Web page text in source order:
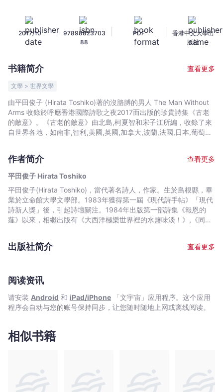
The
Arms
-
田
俊
子
Toshiko
文
宇
宙
｜
2017/10 |
97898823703
88
PDF
香港中文大學出
版社
书籍简介 查看更多
文學 > 世界文學
由平田俊子 (Hirata Toshiko)著的沒胳膊的男人 The Man Without
Arms 收錄於呼應香港國際詩歌之夜2017而出版的珍貴詩集《古老
的敵意》。《古老的敵意》由北島,柯夏智和宋子江所編，收錄了來
自世界各地，如南非,智利,美國,英國,加拿大,波蘭,法國,日本,葡萄牙,
paperback included The Man Without Arms by Hirata Toshiko.
It is one of the twenty-four titles published for 2017 Hong Kong
International Poetry Nights. The theme of IPHHK2017 is
“Ancient Enmity”. IPNHK is one of the most influential
international poetry events in Asia. From 22–26 November
2017, over 20 invited poets from various countries will be in
Hong Kong to read their works based on the theme “Ancient
works are presented with Chinese and English translations in
bilingual or trilingual formats.
作者简介
查看更多
平田俊子 Hirata Toshiko
平田俊子(Hirata Toshiko)，當代著名詩人，作家。生於島根縣，畢
業於立命館大學文學部。1983年獲得第一屆《現代詩手帖》「現代
詩新人獎」後，引起詩壇關注。1984年出版第一部詩集《報恩的
薤》以來，相繼出版有《大西洋極樂世界裡的水鹽味淡！》,《同夜
《詩歌一星期》獲得「萩原朔太郎詩歌獎」。另外，還出版有多部
自由》（思潮社2015年）獲得第26屆紫式部文學獎。2003年曾與
書店）一書中，以每人創作一篇小說,一首詩和寫一個劇本之創意，
給日本文壇帶來了不少新的刺激。她的詩歌作品「在讓故事性與詩
怖表面化」。1999年在NHK電視臺舉辦的全國規模「詩歌拳擊」比
賽中，以語言和即興詩作擊敗詩人白石嘉壽子獲勝而成為日本媒體
出版社简介 查看更多
阅读资讯
请安装 Android 和 iPad/iPhone 「文宇宙」应用程序。这个应用
程序会自动与您的账号保持同步，让您随时随地上网或离线阅读。
相似书籍